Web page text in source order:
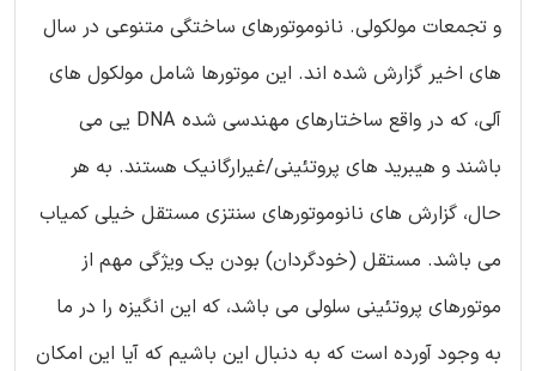
و تجمعات مولکولی. نانوموتورهای ساختگی متنوعی در سال
های اخیر گزارش شده اند. این موتورها شامل مولکول های
آلی، که در واقع ساختارهای مهندسی شده DNA یی می
باشند و هیبرید های پروتئینی/غیرارگانیک هستند. به هر
حال، گزارش های نانوموتورهای سنتزی مستقل خیلی کمیاب
می باشد. مستقل (خودگردان) بودن یک ویژگی مهم از
موتورهای پروتئینی سلولی می باشد، که این انگیزه را در ما
به وجود آورده است که به دنبال این باشیم که آیا این امکان